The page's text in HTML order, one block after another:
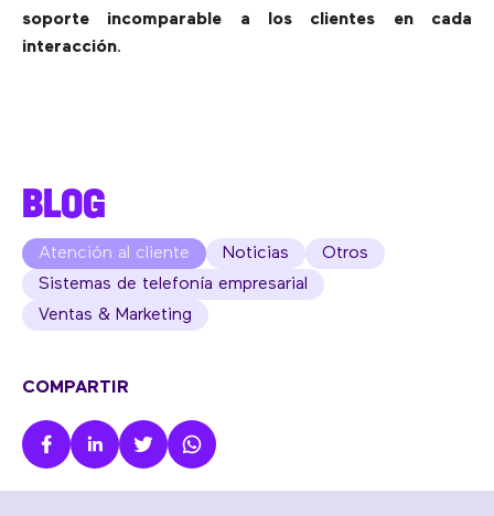
soporte incomparable a los clientes en cada
interacción.
BLOG
Atención al cliente Noticias
Otros
Sistemas de telefonía empresarial
Ventas & Marketing
COMPARTIR